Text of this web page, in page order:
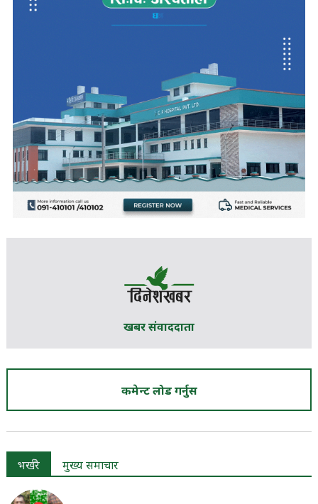
खबर संवाददाता
कमेन्ट लोड गर्नुस
भर्खरै मुख्य समाचार